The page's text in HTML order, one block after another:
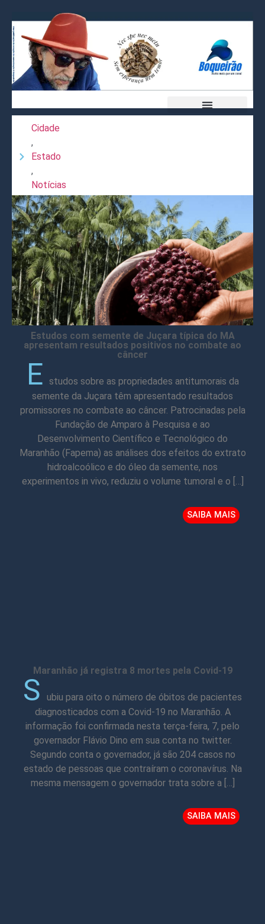
Cidade
,
Estado
,
Notícias
Estudos com semente de Juçara típica do MA
apresentam resultados positivos no combate ao
câncer
E
studos sobre as propriedades antitumorais da
semente da Juçara têm apresentado resultados
promissores no combate ao câncer. Patrocinadas pela
Fundação de Amparo à Pesquisa e ao
Desenvolvimento Científico e Tecnológico do
Maranhão (Fapema) as análises dos efeitos do extrato
hidroalcoólico e do óleo da semente, nos
experimentos in vivo, reduziu o volume tumoral e o […]
SAIBA MAIS
Maranhão já registra 8 mortes pela Covid-19
S
ubiu para oito o número de óbitos de pacientes
diagnosticados com a Covid-19 no Maranhão. A
informação foi confirmada nesta terça-feira, 7, pelo
governador Flávio Dino em sua conta no twitter.
Segundo conta o governador, já são 204 casos no
estado de pessoas que contraíram o coronavírus. Na
mesma mensagem o governador trata sobre a […]
SAIBA MAIS